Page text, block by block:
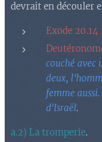
devrait en découler
Exode 20.14
couché avec
deux,
femme
d'Israël.
a.2) La tromperie.